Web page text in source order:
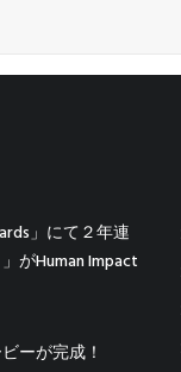
」にて２年連
がHuman Impact
ーが完成！